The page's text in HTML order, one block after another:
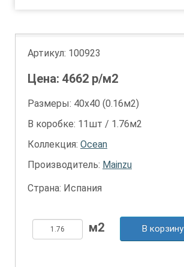
Артикул: 100923
Цена: 4662 р/м2
Размеры: 40х40 (0.16м2)
В коробке: 11шт / 1.76м2
Коллекция: Ocean
Производитель: Mainzu
Страна: Испания
В корзину